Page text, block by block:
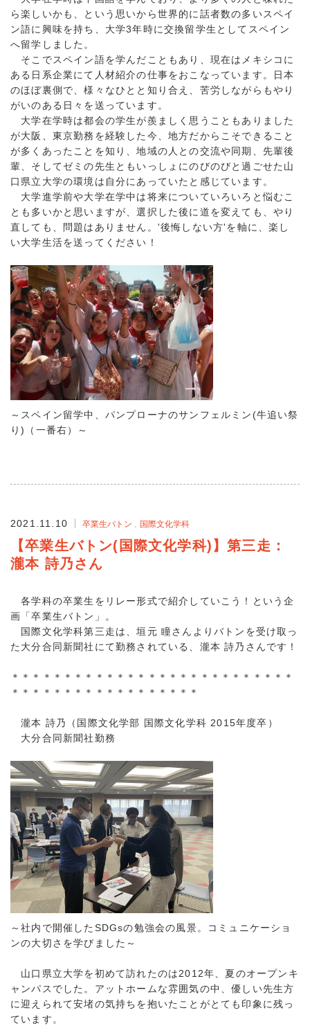
ら楽しいかも、という思いから世界的に話者数の多いスペイ
ン語に興味を持ち、大学3年時に交換留学生としてスペイン
へ留学しました。
そこでスペイン語を学んだこともあり、現在はメキシコに
ある日系企業にて人材紹介の仕事をおこなっています。日本
のほぼ裏側で、様々なひとと知り合え、苦労しながらもやり
がいのある日々を送っています。
大学在学時は都会の学生が羨ましく思うこともありました
が大阪、東京勤務を経験した今、地方だからこそできること
が多くあったことを知り、地域の人との交流や同期、先輩後
輩、そしてゼミの先生ともいっしょにのびのびと過ごせた山
口県立大学の環境は自分にあっていたと感じています。
大学進学前や大学在学中は将来についていろいろと悩むこ
とも多いかと思いますが、選択した後に道を変えても、やり
直しても、問題はありません。'後悔しない方'を軸に、楽し
い大学生活を送ってください！
～スペイン留学中、パンプローナのサンフェルミン(牛追い祭
り)（一番右）～
2021.11.10 卒業生バトン 国際文化学科
【卒業生バトン(国際文化学科)】第三走：
瀧本 詩乃さん
各学科の卒業生をリレー形式で紹介していこう！という企
画「卒業生バトン」。
国際文化学科第三走は、垣元 瞳さんよりバトンを受け取っ
た大分合同新聞社にて勤務されている、瀧本 詩乃さんです！
＊＊＊＊＊＊＊＊＊＊＊＊＊＊＊＊＊＊＊＊＊＊＊＊＊＊＊
＊＊＊＊＊＊＊＊＊＊＊＊＊＊＊＊＊＊
瀧本 詩乃（国際文化学部 国際文化学科 2015年度卒）
大分合同新聞社勤務
～社内で開催したSDGsの勉強会の風景。コミュニケーショ
ンの大切さを学びました～
山口県立大学を初めて訪れたのは2012年、夏のオープンキ
ャンパスでした。アットホームな雰囲気の中、優しい先生方
に迎えられて安堵の気持ちを抱いたことがとても印象に残っ
ています。